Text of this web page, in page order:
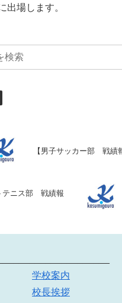
出場します。
【男子サッカー部 戦績
テニス部 戦績報
学校案内
校長挨拶